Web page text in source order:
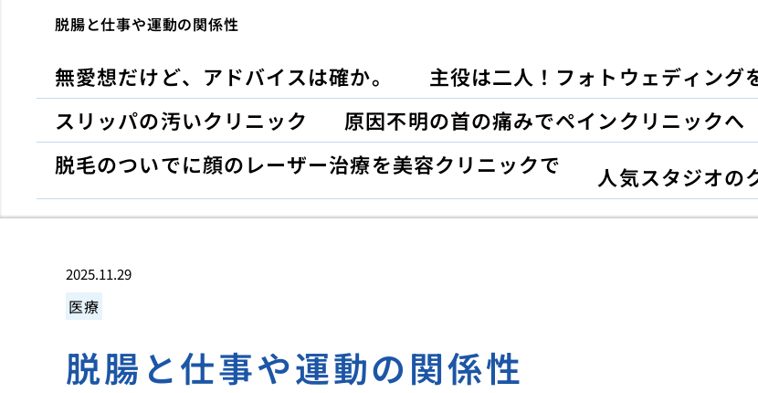
脱腸と仕事や運動の関係性
無愛想だけど、アドバイスは確か。
主役は二人！フォトウェディン
スリッパの汚いクリニック
原因不明の首の痛みでペインクリニックへ
脱毛のついでに顔のレーザー治療を美容クリニックで
人気スタジオの
2025.11.29
医療
脱腸と仕事や運動の関係性